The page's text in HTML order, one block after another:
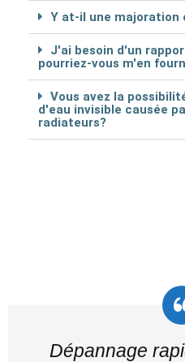
Y at-il une majoration
J'ai besoin d'un
pourriez-vous m'en
Vous avez la
d'eau invisible causée
radiateurs?
Dépannage